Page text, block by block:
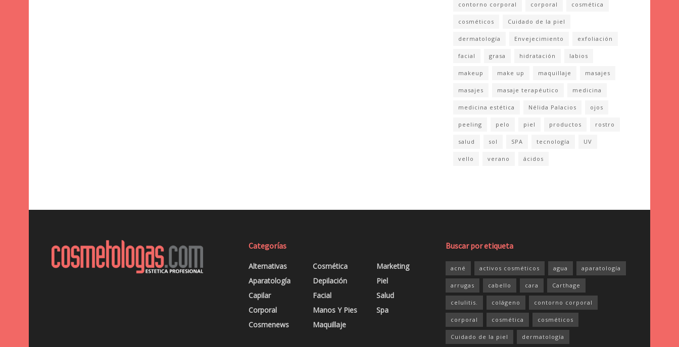
contorno corporal corporal cosmética
cosméticos Cuidado de la piel
dermatología Envejecimiento exfoliación
facial grasa hidratación labios
makeup make up maquillaje masajes
masajes masaje terapéutico medicina
medicina estética Nélida Palacios ojos
peeling pelo piel productos rostro
salud sol SPA tecnología UV
vello verano ácidos
Categorías
Alternativas
Aparatología
Capilar
Corporal
Cosmenews
Cosmética
Depilación
Facial
Manos Y Pies
Maquillaje
Marketing
Piel
Salud
Spa
Buscar por etiqueta
acné activos cosméticos agua aparatología
arrugas cabello cara Carthage
celulitis. colágeno contorno corporal
corporal cosmética cosméticos
Cuidado de la piel dermatología